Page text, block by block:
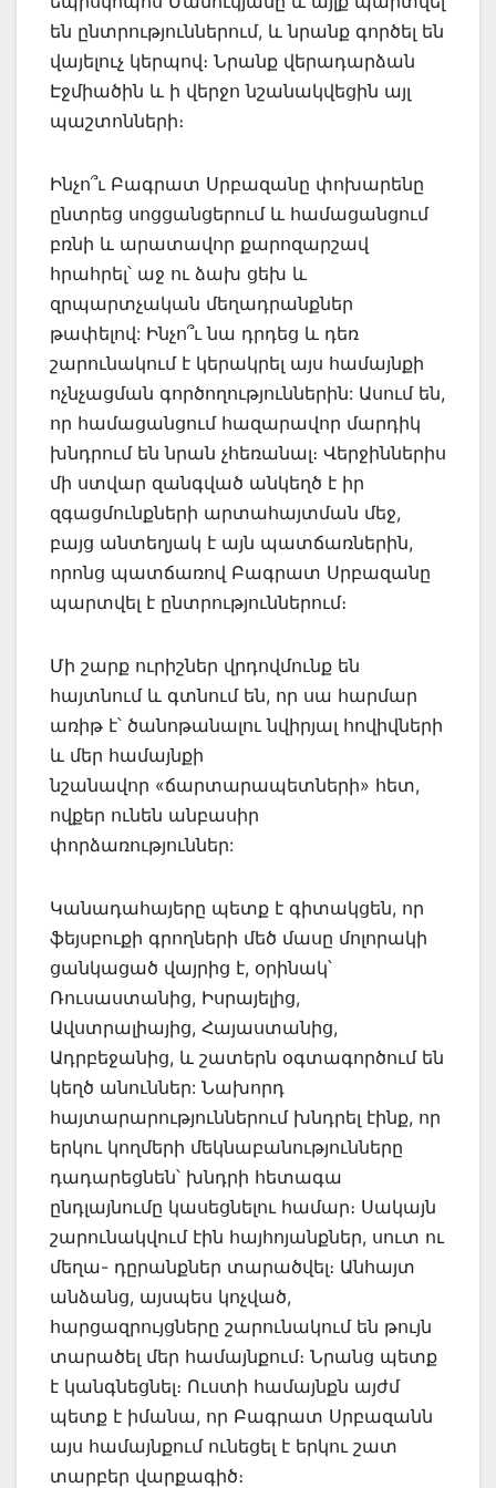
են ընտրություններում, և նրանք գործել են
վայելուչ կերպով։ Նրանք վերադարձան
Էջմիածին և ի վերջո նշանակվեցին այլ
պաշտոնների։
Ինչո՞ւ Բագրատ Սրբազանը փոխարենը
ընտրեց սոցցանցերում և համացանցում
բռնի և արատավոր քարոզարշավ
հրահրել՝ աջ ու ձախ ցեխ և
զրպարտչական մեղադրանքներ
թափելով: Ինչո՞ւ նա դրդեց և դեռ
շարունակում է կերակրել այս համայնքի
ոչնչացման գործողություններին: Ասում են,
որ համացանցում հազարավոր մարդիկ
խնդրում են նրան չհեռանալ։ Վերջիններիս
մի ստվար զանգված անկեղծ է իր
զգացմունքների արտահայտման մեջ,
բայց անտեղյակ է այն պատճառներին,
որոնց պատճառով Բագրատ Սրբազանը
պարտվել է ընտրություններում։
Մի շարք ուրիշներ վրդովմունք են
հայտնում և գտնում են, որ սա հարմար
առիթ է՝ ծանոթանալու նվիրյալ հովիվների
և մեր համայնքի
նշանավոր «ճարտարապետների» հետ,
ովքեր ունեն անբասիր
փորձառություններ:
Կանադահայերը պետք է գիտակցեն, որ
ֆեյսբուքի գրողների մեծ մասը մոլորակի
ցանկացած վայրից է, օրինակ՝
Ռուսաստանից, Իսրայելից,
Ավստրալիայից, Հայաստանից,
Ադրբեջանից, և շատերն օգտագործում են
կեղծ անուններ: Նախորդ
հայտարարություններում խնդրել էինք, որ
երկու կողմերի մեկնաբանությունները
դադարեցնեն՝ խնդրի հետագա
ընդլայնումը կասեցնելու համար։ Սակայն
շարունակվում էին հայհոյանքներ, սուտ ու
մեղա- դըրանքներ տարածվել։ Անհայտ
անձանց, այսպես կոչված,
հարցազրույցները շարունակում են թույն
տարածել մեր համայնքում։ Նրանց պետք
է կանգնեցնել։ Ուստի համայնքն այժմ
պետք է իմանա, որ Բագրատ Սրբազանն
այս համայնքում ունեցել է երկու շատ
տարբեր վարքագիծ։